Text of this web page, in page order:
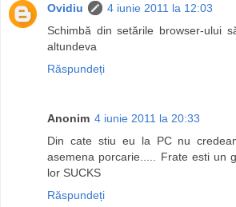
Ovidiu
4 iunie 2011 la 12:03
Schimbă din setările browser-ului
altundeva
Răspundeți
Anonim 4 iunie 2011 la 20:33
Din cate stiu eu la PC nu
asemena porcarie..... Frate esti un
lor SUCKS
Răspundeți